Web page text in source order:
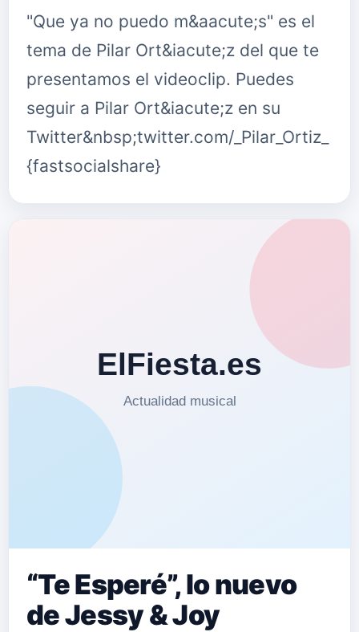
"Que ya no puedo m&aacute;s" es el
tema de Pilar Ort&iacute;z del que te
presentamos el videoclip. Puedes
seguir a Pilar Ort&iacute;z en su
Twitter&nbsp;twitter.com/_Pilar_Ortiz_
{fastsocialshare}
“Te Esperé”, lo nuevo
de Jessy & Joy